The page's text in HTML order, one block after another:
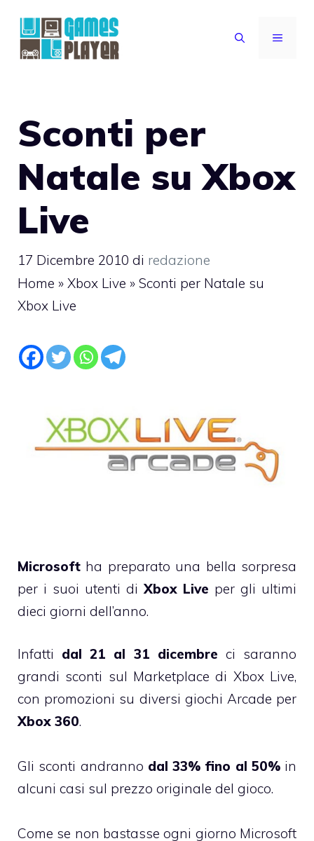
contenuto
MENU
Sconti per
Natale su Xbox
Live
17 Dicembre 2010 di redazione
Home » Xbox Live » Sconti per Natale su
Xbox Live
Microsoft ha preparato una bella sorpresa
per i suoi utenti diXbox Live per gli ultimi
dieci giorni dell’anno.
Infatti dal 21 al 31 dicembre ci saranno
grandi sconti sul Marketplace di Xbox Live,
con promozioni su diversi giochi Arcade per
Xbox 360.
Gli sconti andranno dal 33% fino al 50%in
alcuni casi sul prezzo originale del gioco.
Come se non bastasse ogni giorno Microsoft